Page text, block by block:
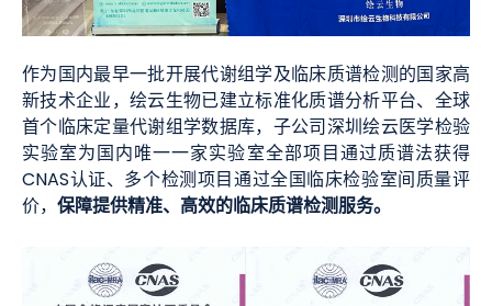
作为国内最早一批开展代谢组学及临床质谱检测的国家高
新技术企业，绘云生物已建立标准化质谱分析平台、全球
首个临床定量代谢组学数据库，子公司深圳绘云医学检验
实验室为国内唯一一家实验室全部项目通过质谱法获得
CNAS认证、多个检测项目通过全国临床检验室间质量评
价， 保障提供精准、高效的临床质谱检测服务。